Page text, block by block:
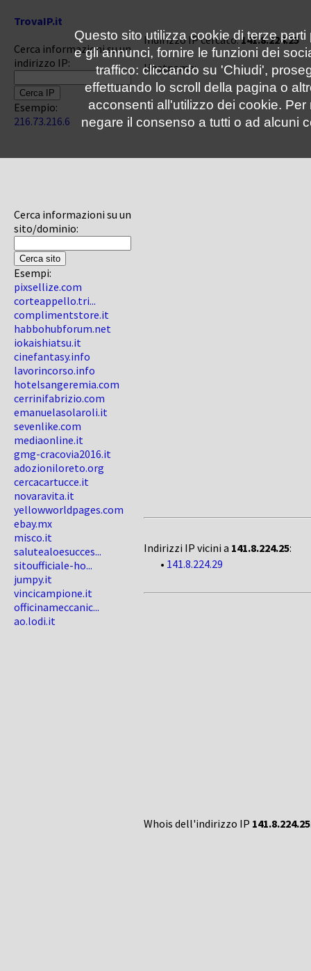
TrovaIP.it
Cerca informazioni su un
indirizzo IP:
Esempio:
216.73.216.6
Cerca informazioni su un
sito/dominio:
Esempi:
pixsellize.com
corteappello.tri...
complimentstore.it
habbohubforum.net
iokaishiatsu.it
cinefantasy.info
lavorincorso.info
hotelsangeremia.com
cerrinifabrizio.com
emanuelasolaroli.it
sevenlike.com
mediaonline.it
gmg-cracovia2016.it
adozioniloreto.org
cercacartucce.it
novaravita.it
yellowworldpages.com
ebay.mx
misco.it
salutealoesucces...
sitoufficiale-ho...
jumpy.it
vincicampione.it
officinameccanic...
ao.lodi.it
Indirizzo IP cercato:141.8.224.25
Hostname:
Indirizzi IP vicini a 141.8.224.25:
• 141.8.224.29
Whois dell'indirizzo IP 141.8.224.25
Questo sito utilizza cookie di terze
e gli annunci, fornire le funzioni dei
traffico: cliccando su 'Chiudi',
effettuando lo scroll della pagina o
acconsenti all'utilizzo dei cookie.
negare il consenso a tutti o ad alcuni